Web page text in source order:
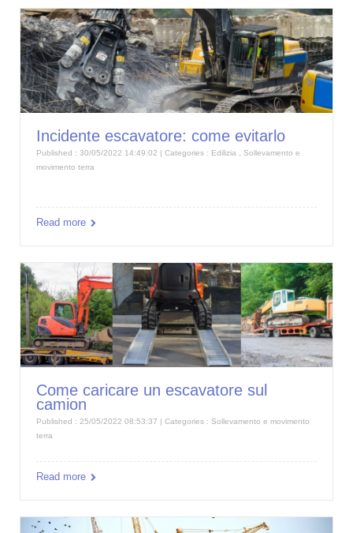
Incidente escavatore: come evitarlo
Published : 30/05/2022 14:49:02 | Categories : Edilizia
Sollevamento e
movimento terra
Read more
Come caricare un escavatore sul
camion
Published : 25/05/2022 08:53:37 | Categories : Sollevamento e movimento
terra
Read more